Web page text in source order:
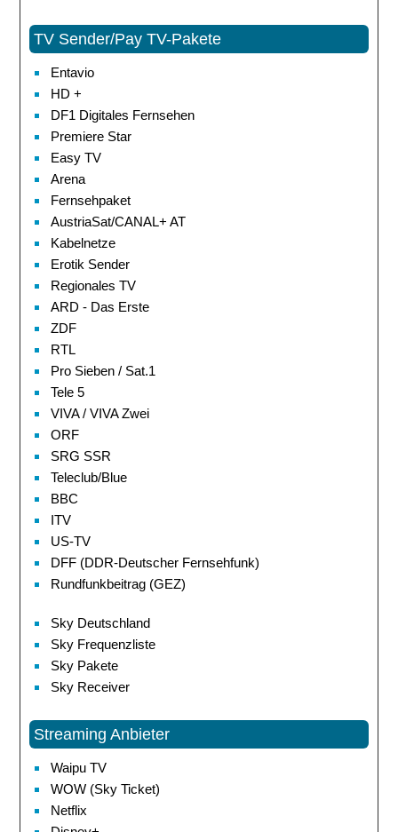
TV Sender/Pay TV-Pakete
Entavio
HD +
DF1 Digitales Fernsehen
Premiere Star
Easy TV
Arena
Fernsehpaket
AustriaSat/CANAL+ AT
Kabelnetze
Erotik Sender
Regionales TV
ARD - Das Erste
ZDF
RTL
Pro Sieben / Sat.1
Tele 5
VIVA / VIVA Zwei
ORF
SRG SSR
Teleclub/Blue
BBC
ITV
US-TV
DFF (DDR-Deutscher Fernsehfunk)
Rundfunkbeitrag (GEZ)
Sky Deutschland
Sky Frequenzliste
Sky Pakete
Sky Receiver
Streaming Anbieter
Waipu TV
WOW (Sky Ticket)
Netflix